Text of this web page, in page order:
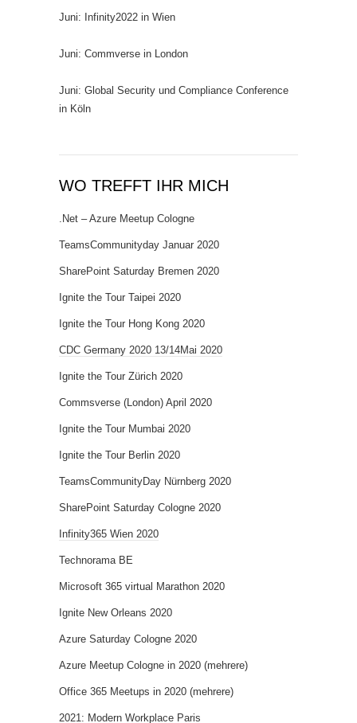
Juni: Infinity2022 in Wien
Juni: Commverse in London
Juni: Global Security und Compliance Conference
in Köln
WO TREFFT IHR MICH
.Net – Azure Meetup Cologne
TeamsCommunityday Januar 2020
SharePoint Saturday Bremen 2020
Ignite the Tour Taipei 2020
Ignite the Tour Hong Kong 2020
CDC Germany 2020 13/14Mai 2020
Ignite the Tour Zürich 2020
Commsverse (London) April 2020
Ignite the Tour Mumbai 2020
Ignite the Tour Berlin 2020
TeamsCommunityDay Nürnberg 2020
SharePoint Saturday Cologne 2020
Infinity365 Wien 2020
Technorama BE
Microsoft 365 virtual Marathon 2020
Ignite New Orleans 2020
Azure Saturday Cologne 2020
Azure Meetup Cologne in 2020 (mehrere)
Office 365 Meetups in 2020 (mehrere)
2021: Modern Workplace Paris